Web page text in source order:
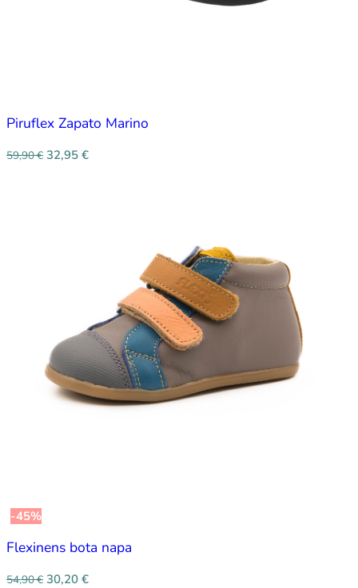
Piruflex Zapato Marino
59,90€ 32,95 €
-45%
Flexinens bota napa
54,90€ 30,20 €